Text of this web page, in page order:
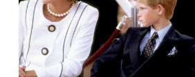
ĮDOMYBĖS
ISTORIJA